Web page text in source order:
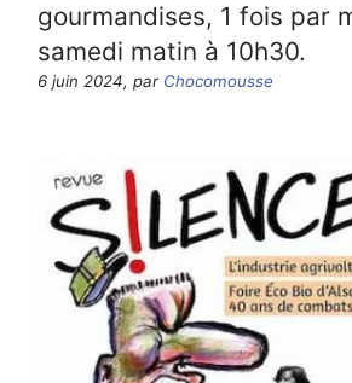
gourmandises, 1 fois par
samedi matin à 10h30.
6 juin 2024, par Chocomousse